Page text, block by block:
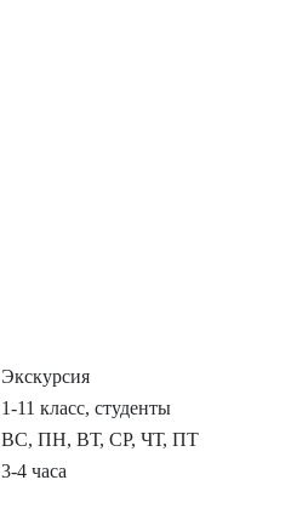
Экскурсия
1-11 класс, студенты
ВС, ПН, ВТ, СР, ЧТ, ПТ
3-4 часа